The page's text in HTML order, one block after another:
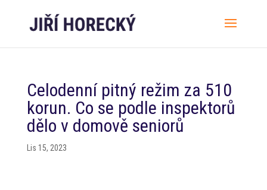
Celodenní pitný režim za 510
korun. Co se podle inspektorů
dělo v domově seniorů
Lis 15, 2023